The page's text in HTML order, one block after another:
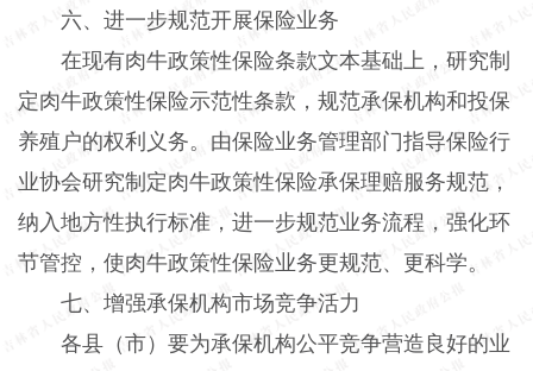
六、进一步规范开展保险业务
在现有肉牛政策性保险条款文本基础上，研究制
定肉牛政策性保险示范性条款，规范承保机构和投保
养殖户的权利义务。由保险业务管理部门指导保险行
业协会研究制定肉牛政策性保险承保理赔服务规范，
纳入地方性执行标准，进一步规范业务流程，强化环
节管控，使肉牛政策性保险业务更规范、更科学。
七、增强承保机构市场竞争活力
各县（市）要为承保机构公平竞争营造良好的业